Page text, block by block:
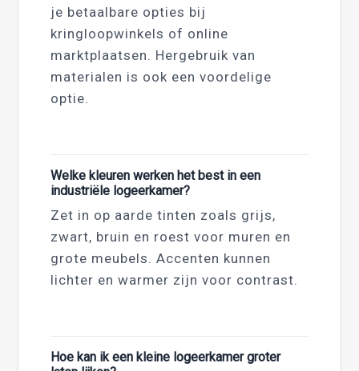
je betaalbare opties bij
kringloopwinkels of online
marktplaatsen. Hergebruik van
materialen is ook een voordelige
optie.
Welke kleuren werken het best in een
industriële logeerkamer?
Zet in op aarde tinten zoals grijs,
zwart, bruin en roest voor muren en
grote meubels. Accenten kunnen
lichter en warmer zijn voor contrast.
Hoe kan ik een kleine logeerkamer groter